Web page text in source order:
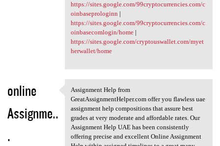
https://sites.google.com/99cryptocurrencies.com/c
oinbaseprologinn |
https://sites.google.com/99cryptocurrencies.com/c
oinbasecomlogin/home|
https://sites.google.com/cryptouswallet.com/myet
herwallet/home
online
Assignme..
.
Assignment Help from
Assignment Help from
GreatAssignmentHelper.com offer you flawless uae
assignment help compositions that assure best
grades at very moderate and affordable rates. Our
Assignment Help UAE has been consistently
offering precise and excellent Online Assignment